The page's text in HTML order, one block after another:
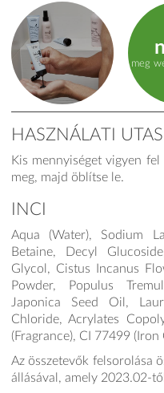
product.label.guide
meg
HASZNÁLATI
Kis mennyi­séget vigyen
meg, majd öb­lít­se le.
INCI
Aqua (Water), Sodium
Betaine, Decyl
Glycol, Cistus Incanus
Powder, Populus
Japonica Seed Oil,
Chloride, Acrylates
(Fragrance), CI 77499
Az összetevők felsorolása
állásával, amely 2023.02-